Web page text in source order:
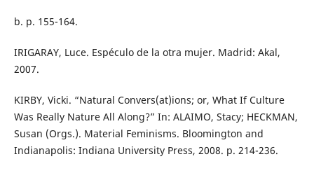
b. p. 155-164.
IRIGARAY, Luce. Espéculo de la otra mujer. Madrid: Akal,
2007.
KIRBY, Vicki. “Natural Convers(at)ions; or, What If Culture
Was Really Nature All Along?” In: ALAIMO, Stacy; HECKMAN,
Susan (Orgs.). Material Feminisms. Bloomington and
Indianapolis: Indiana University Press, 2008. p. 214-236.